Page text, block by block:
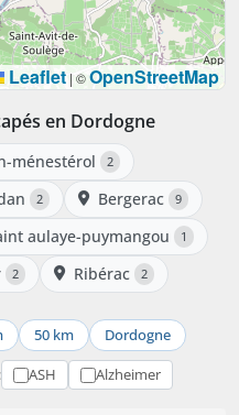
Leaflet | ©OpenStreetMap
en Dordogne
ménestérol 2
2 Bergerac 9
aulaye-puymangou 1
2 Ribérac 2
50 km Dordogne
ASH Alzheimer